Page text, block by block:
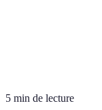
5 min de lecture